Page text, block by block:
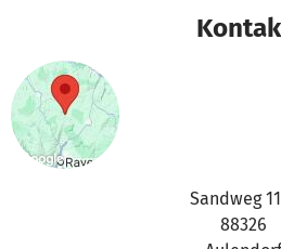
diese komplett fremd bezogen
interne Technik nicht für diese
Sandweg
88326